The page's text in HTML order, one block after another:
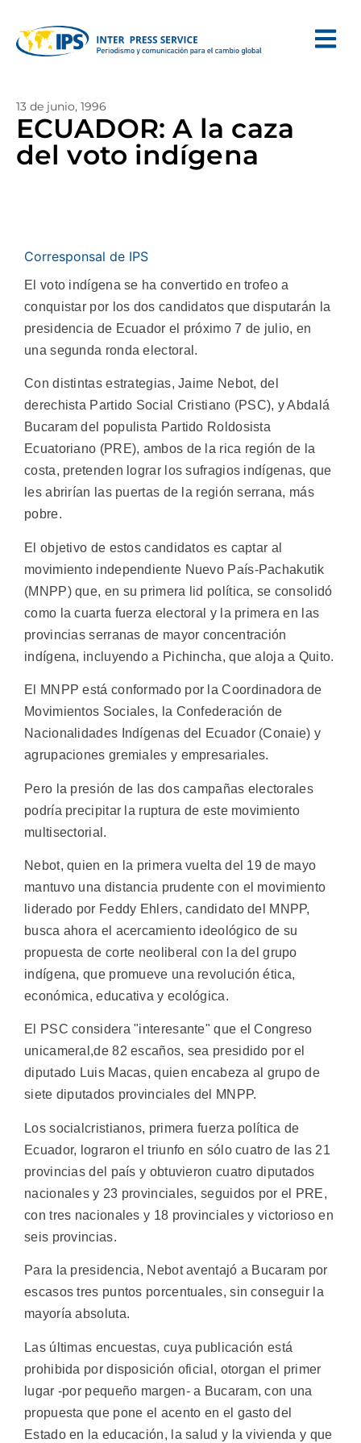
13 de junio, 1996
ECUADOR: A la caza
del voto indígena
Corresponsal de IPS
El voto indígena se ha convertido en trofeo a
conquistar por los dos candidatos que disputarán la
presidencia de Ecuador el próximo 7 de julio, en
una segunda ronda electoral.
Con distintas estrategias, Jaime Nebot, del
derechista Partido Social Cristiano (PSC), y Abdalá
Bucaram del populista Partido Roldosista
Ecuatoriano (PRE), ambos de la rica región de la
costa, pretenden lograr los sufragios indígenas, que
les abrirían las puertas de la región serrana, más
pobre.
El objetivo de estos candidatos es captar al
movimiento independiente Nuevo País-Pachakutik
(MNPP) que, en su primera lid política, se consolidó
como la cuarta fuerza electoral y la primera en las
provincias serranas de mayor concentración
indígena, incluyendo a Pichincha, que aloja a Quito.
El MNPP está conformado por la Coordinadora de
Movimientos Sociales, la Confederación de
Nacionalidades Indígenas del Ecuador (Conaie) y
agrupaciones gremiales y empresariales.
Pero la presión de las dos campañas electorales
podría precipitar la ruptura de este movimiento
multisectorial.
Nebot, quien en la primera vuelta del 19 de mayo
mantuvo una distancia prudente con el movimiento
liderado por Feddy Ehlers, candidato del MNPP,
busca ahora el acercamiento ideológico de su
propuesta de corte neoliberal con la del grupo
indígena, que promueve una revolución ética,
económica, educativa y ecológica.
El PSC considera "interesante" que el Congreso
unicameral,de 82 escaños, sea presidido por el
diputado Luis Macas, quien encabeza al grupo de
siete diputados provinciales del MNPP.
Los socialcristianos, primera fuerza política de
Ecuador, lograron el triunfo en sólo cuatro de las 21
provincias del país y obtuvieron cuatro diputados
nacionales y 23 provinciales, seguidos por el PRE,
con tres nacionales y 18 provinciales y victorioso en
seis provincias.
Para la presidencia, Nebot aventajó a Bucaram por
escasos tres puntos porcentuales, sin conseguir la
mayoría absoluta.
Las últimas encuestas, cuya publicación está
prohibida por disposición oficial, otorgan el primer
lugar -por pequeño margen- a Bucaram, con una
propuesta que pone el acento en el gasto del
Estado en la educación, la salud y la vivienda y que